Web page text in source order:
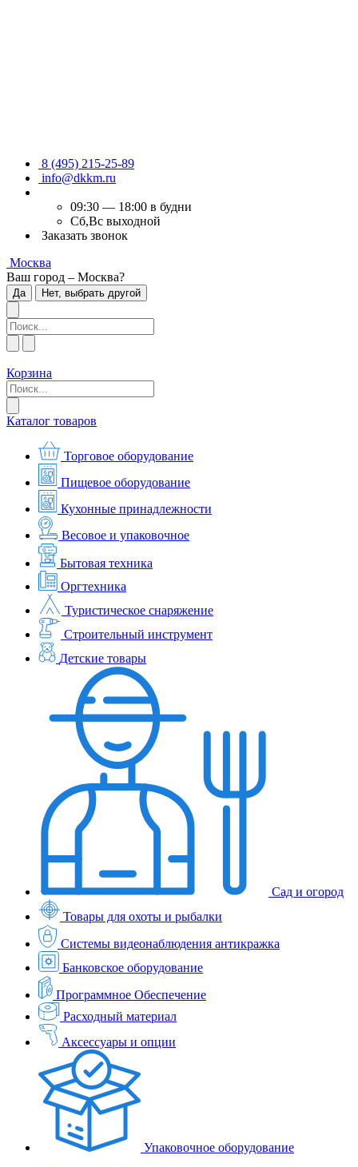
8 (495) 215-25-89
info@dkkm.ru
09:30 — 18:00 в будни
Сб,Вс выходной
Заказать звонок
Москва
Ваш город – Москва?
Да Нет, выбрать другой
Корзина
Каталог товаров
Торговое оборудование
Пищевое оборудование
Кухонные принадлежности
Весовое и упаковочное
Бытовая техника
Оргтехника
Туристическое снаряжение
Строительный инструмент
Детские товары
Сад и огород
Товары для охоты и рыбалки
Системы видеонаблюдения антикражка
Банковское оборудование
Программное Обеспечение
Расходный материал
Аксессуары и опции
Упаковочное оборудование